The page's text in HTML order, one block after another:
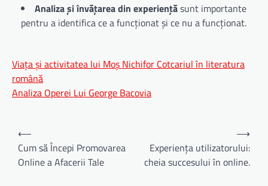
Analiza și învățarea din experiențăsunt importante
pentru a identifica ce a funcționat și ce nu a funcționat.
Viața și activitatea lui Moș Nichifor Cotcariul în literatura
română
Analiza Operei Lui George Bacovia
Navigare
în
articole
⟵
Cum să Începi Promovarea
Online a Afacerii Tale
Experiența utilizatorului:
cheia succesului în online.
⟶